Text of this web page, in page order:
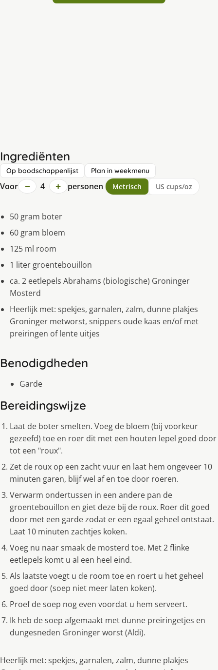
Ingrediënten
Op boodschappenlijst Plan in weekmenu
Voor − 4 + personen Metrisch US cups/oz
50 gram boter
60 gram bloem
125 ml room
1 liter groentebouillon
ca. 2 eetlepels Abrahams (biologische) Groninger
Mosterd
Heerlijk met: spekjes, garnalen, zalm, dunne plakjes
Groninger metworst, snippers oude kaas en/of met
preiringen of lente uitjes
Benodigdheden
Garde
Bereidingswijze
Laat de boter smelten. Voeg de bloem (bij voorkeur
gezeefd) toe en roer dit met een houten lepel goed door
tot een "roux".
Zet de roux op een zacht vuur en laat hem ongeveer 10
minuten garen, blijf wel af en toe door roeren.
Verwarm ondertussen in een andere pan de
groentebouillon en giet deze bij de roux. Roer dit goed
door met een garde zodat er een egaal geheel ontstaat.
Laat 10 minuten zachtjes koken.
Voeg nu naar smaak de mosterd toe. Met 2 flinke
eetlepels komt u al een heel eind.
Als laatste voegt u de room toe en roert u het geheel
goed door (soep niet meer laten koken).
Proef de soep nog even voordat u hem serveert.
Ik heb de soep afgemaakt met dunne preiringetjes en
dungesneden Groninger worst (Aldi).
Heerlijk met: spekjes, garnalen, zalm, dunne plakjes